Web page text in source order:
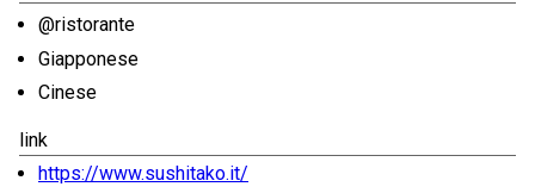
@ristorante
Giapponese
Cinese
link
https://www.sushitako.it/